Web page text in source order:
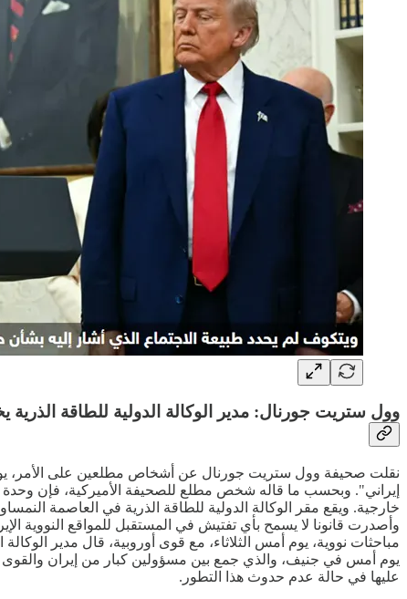
وول ستريت جورنال: مدير الوكالة الدولية للطاقة الذرية
نقلت صحيفة وول ستريت جورنال عن أشخاص مطلعين على الأمر، يوم
إيراني". وبحسب ما قاله شخص مطلع للصحيفة الأميركية، فإن وحدة
وأصدرت قانونا لا يسمح بأي تفتيش في المستقبل للمواقع النووية
مباحثات نووية، يوم أمس الثلاثاء، مع قوى أوروبية، قال مدير
يوم أمس في جنيف، والذي جمع بين مسؤولين كبار من إيران والقوى
عليها في حالة عدم حدوث هذا التطور.